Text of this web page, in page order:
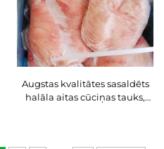
Augstas kvalitātes sasaldēts
halāla aitas cūciņas tauks,